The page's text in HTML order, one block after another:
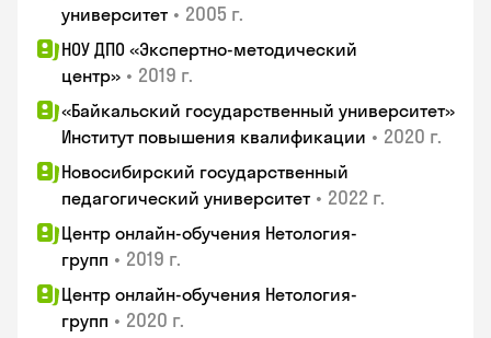
университет • 2005 г.
НОУ ДПО «Экспертно-методический
центр» • 2019 г.
«Байкальский государственный университет»
Институт повышения квалификации • 2020 г.
Новосибирский государственный
педагогический университет • 2022 г.
Центр онлайн-обучения Нетология-
групп • 2019 г.
Центр онлайн-обучения Нетология-
групп • 2020 г.